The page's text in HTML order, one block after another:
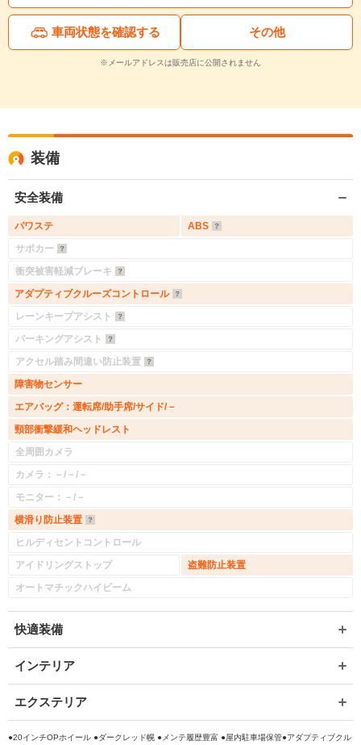
車両状態を確認する その他
※メールアドレスは販売店に公開されません
装備
安全装備
パワステ
ABS
サポカー
衝突被害軽減ブレーキ
アダプティブクルーズコントロール
レーンキープアシスト
パーキングアシスト
アクセル踏み間違い防止装置
障害物センサー
エアバッグ：運転席/助手席/サイド/－
頸部衝撃緩和ヘッドレスト
全周囲カメラ
カメラ：－/－/－
モニター：－/－
横滑り防止装置
ヒルディセントコントロール
アイドリングストップ
盗難防止装置
オートマチックハイビーム
快適装備
インテリア
エクステリア
●20インチOPホイール ●ダークレッド幌 ●メンテ履歴豊富 ●屋内駐車場保管●アダプティブクル